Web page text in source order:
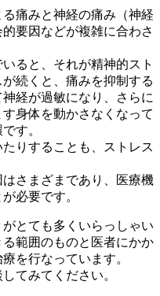
痛みと神経の痛み（神経
要因などが複雑に合わさ
ると、それが精神的スト
続くと、痛みを抑制する
経が過敏になり、さらに
身体を動かさなくなって
す。
りすることも、ストレス
さまざまであり、医療機
必要です。
とても多くいらっしゃい
範囲のものと医者にかか
を行なっています。
てみてください。